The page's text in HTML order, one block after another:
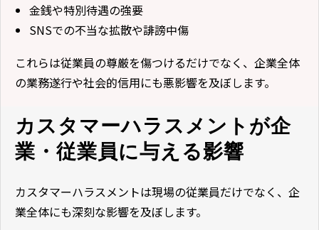
金銭や特別待遇の強要
SNSでの不当な拡散や誹謗中傷
これらは従業員の尊厳を傷つけるだけでなく、企業全体
の業務遂行や社会的信用にも悪影響を及ぼします。
カスタマーハラスメントが企
業・従業員に与える影響
カスタマーハラスメントは現場の従業員だけでなく、企
業全体にも深刻な影響を及ぼします。